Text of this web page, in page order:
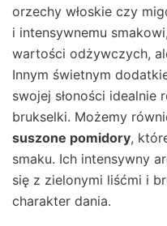
orzechy włoskie czy
i intensywnemu
wartości odżywczych,
Innym świetnym
swojej słoności
brukselki. Możemy
suszone pomidory,
smaku. Ich intensywny
się z zielonymi liśćmi i
charakter dania.